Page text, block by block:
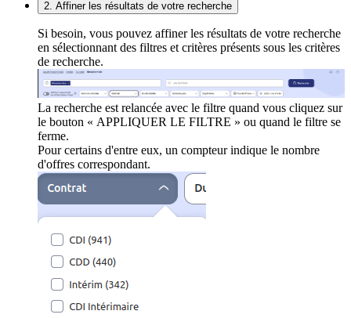
2. Affiner les résultats de votre recherche
Si besoin, vous pouvez affiner les résultats de votre recherche
en sélectionnant des filtres et critères présents sous les critères
de recherche.
La recherche est relancée avec le filtre quand vous cliquez sur
le bouton « APPLIQUER LE FILTRE » ou quand le filtre se
ferme.
Pour certains d'entre eux, un compteur indique le nombre
d'offres correspondant.